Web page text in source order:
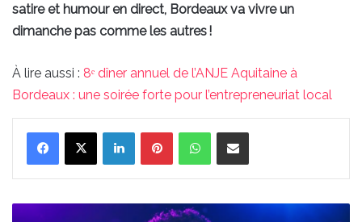
satire et humour en direct, Bordeaux va vivre un
dimanche pas comme les autres !
À lire aussi : 8ᵉ dîner annuel de l’ANJE Aquitaine à
Bordeaux : une soirée forte pour l’entrepreneuriat local
LinkedinPinterestWhatsAppPartager par email